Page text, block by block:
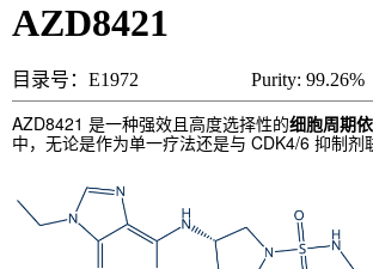
AZD8421
目录号：E1972 Purity: 99.26%
AZD8421 是一种强效且高度选择性的细胞周期
中，无论是作为单一疗法还是与 CDK4/6 抑制